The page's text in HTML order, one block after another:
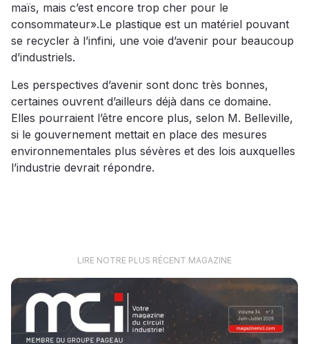
maïs, mais c’est encore trop cher pour le
consommateur».Le plastique est un matériel pouvant
se recycler à l’infini, une voie d’avenir pour beaucoup
d’industriels.
Les perspectives d’avenir sont donc très bonnes,
certaines ouvrent d’ailleurs déjà dans ce domaine.
Elles pourraient l’être encore plus, selon M. Belleville,
si le gouvernement mettait en place des mesures
environnementales plus sévères et des lois auxquelles
l’industrie devrait répondre.
LIRE NOTRE PLUS RÉCENT MAGAZINE